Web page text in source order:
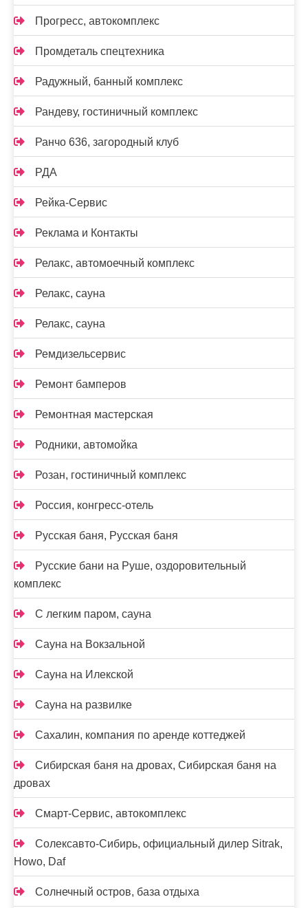
Прогресс, автокомплекс
Промдеталь спецтехника
Радужный, банный комплекс
Рандеву, гостиничный комплекс
Ранчо 636, загородный клуб
РДА
Рейка-Сервис
Реклама и Контакты
Релакс, автомоечный комплекс
Релакс, сауна
Релакс, сауна
Ремдизельсервис
Ремонт бамперов
Ремонтная мастерская
Родники, автомойка
Розан, гостиничный комплекс
Россия, конгресс-отель
Русская баня, Русская баня
Русские бани на Руше, оздоровительный
комплекс
С легким паром, сауна
Сауна на Вокзальной
Сауна на Илекской
Сауна на развилке
Сахалин, компания по аренде коттеджей
Сибирская баня на дровах, Сибирская баня на
дровах
Смарт-Сервис, автокомплекс
Солексавто-Сибирь, официальный дилер Sitrak,
Howo, Daf
Солнечный остров, база отдыха